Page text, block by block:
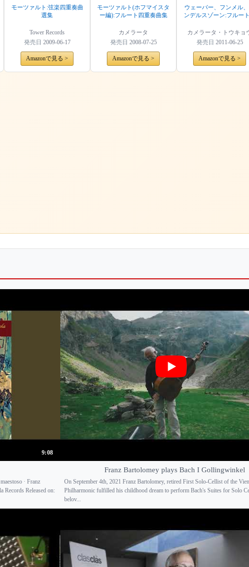
モーツァルト:弦楽四重奏曲
選集
Tower Records
発売日 2009-06-17
Amazonで見る >
モーツァルト(ホフマイスタ
ー編):フルート四重奏曲集
カメラータ
発売日 2008-07-25
Amazonで見る >
ウェーバー、フンメル
ンデルスゾーン:フルー
カメラータ・トウキョ
発売日 2011-06-25
Amazonで見る >
9:08
· Franz
Records Released on:
Franz Bartolomey plays Bach I Gollingwinkel
On September 4th, 2021 Franz Bartolomey, retired First Solo-Cellist of the
Philharmonic fulfilled his childhood dream to perform Bach's Suites for Solo
belov...